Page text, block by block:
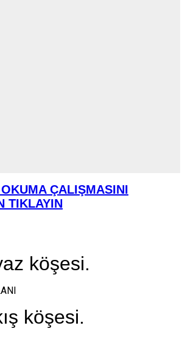
ÇALIŞMASINI
TIKLAYIN
köşesi.
köşesi.